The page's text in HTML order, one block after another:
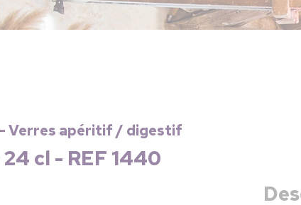
Verres apéritif / digestif
cl - REF 1440